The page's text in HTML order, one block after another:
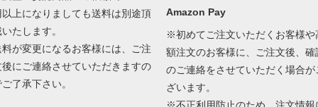
以上になりましても送料は別途頂
たします。
料が変更になるお客様には、ご注
後にご連絡させていただきますの
了承下さい。
Amazon Pay
※初めてご注文いただくお客様や
額注文のお客様に、ご注文後、確
のご連絡をさせていただく場合が
ざいます。
※不正利用防止のため、注文情報